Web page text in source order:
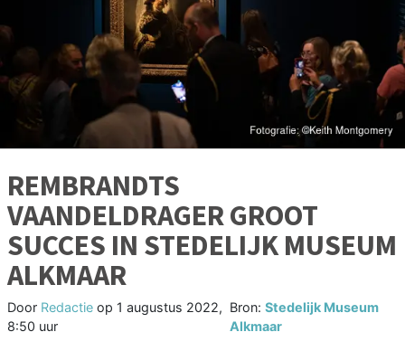
REMBRANDTS
VAANDELDRAGER GROOT
SUCCES IN STEDELIJK MUSEUM
ALKMAAR
Door Redactie op 1 augustus 2022,
8:50 uur
Bron: Stedelijk Museum
Alkmaar